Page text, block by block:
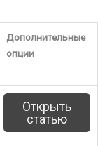
Дополнительные
опции
Открыть
статью